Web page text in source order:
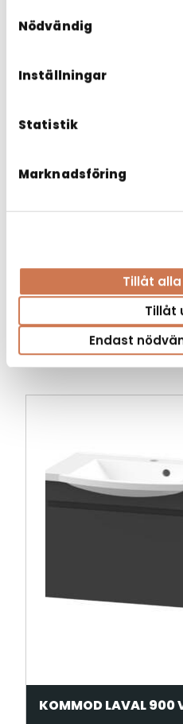
Nödvändig
Inställningar
Statistik
Marknadsföring
Tillåt
Tillåt
Endast
KOMMOD LAVAL 600
Tvättställsskåp &
KOMMOD LAVAL 900